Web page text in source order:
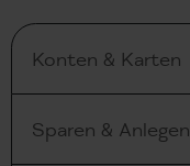
Konten & Karten
Sparen & Anlegen